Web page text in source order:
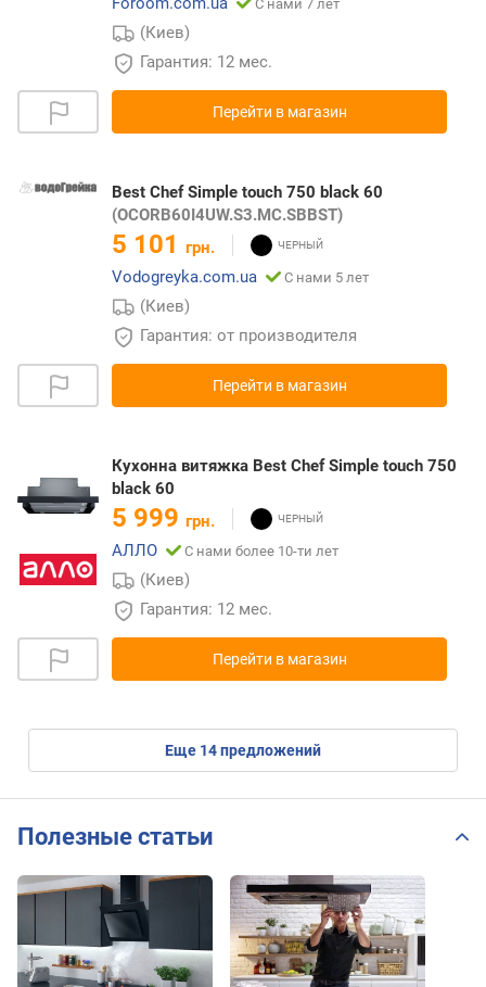
С нами 7 лет
(Киев)
Гарантия: 12 мес.
Перейти в магазин
Best Chef Simple touch 750 black 60
(OCORB60I4UW.S3.MC.SBBST)
5 101 грн.
Vodogreyka.com.ua
С нами 5 лет
(Киев)
Гарантия: от производителя
Перейти в магазин
Кухонна витяжка Best Chef Simple touch 750
black 60
5 999 грн.
АЛЛО
С нами более 10-ти лет
(Киев)
Гарантия: 12 мес.
Перейти в магазин
eще 14предложений
Полезные статьи